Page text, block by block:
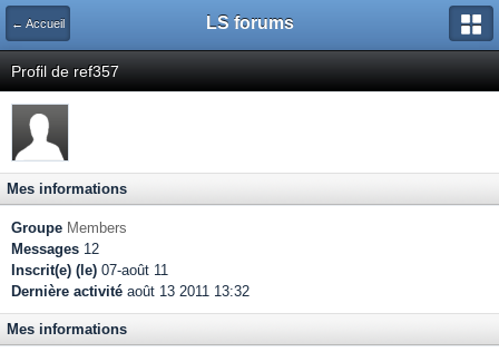
← Accueil LS forums
Profil de ref357
Mes informations
Groupe Members
Messages 12
Inscrit(e) (le) 07-août 11
Dernière activité août 13 2011 13:32
Mes informations